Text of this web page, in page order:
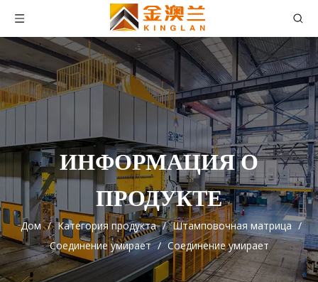
ИНФОРМАЦИЯ О
ПРОДУКТЕ
Дом / Категория продукта / Штамповочная матрица /
Соединение умирает / Соединение умирает